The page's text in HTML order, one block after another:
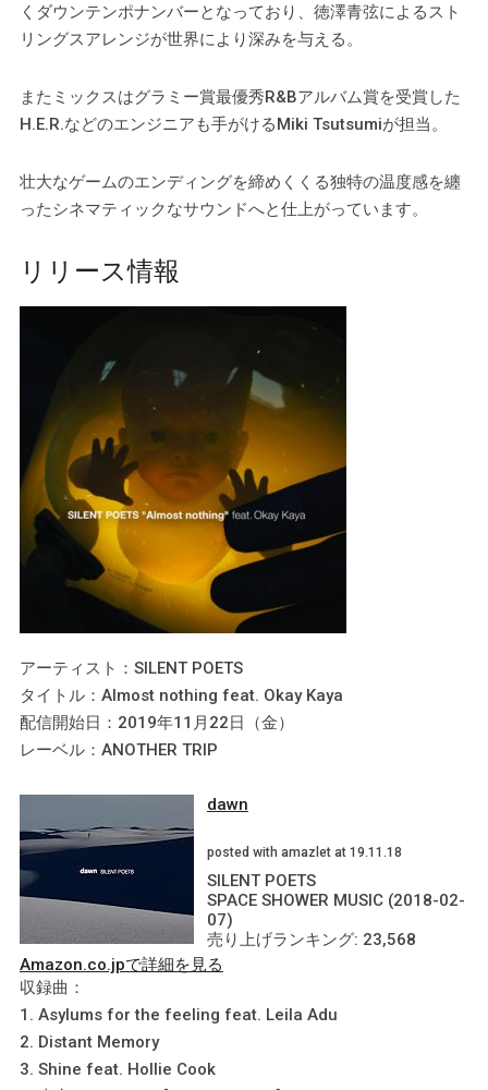
くダウンテンポナンバーとなっており、徳澤青弦によるスト
リングスアレンジが世界により深みを与える。
またミックスはグラミー賞最優秀R&Bアルバム賞を受賞した
H.E.R.などのエンジニアも手がけるMiki Tsutsumiが担当。
壮大なゲームのエンディングを締めくくる独特の温度感を纏
ったシネマティックなサウンドへと仕上がっています。
リリース情報
アーティスト：SILENT POETS
タイトル：Almost nothing feat. Okay Kaya
配信開始日：2019年11月22日（金）
レーベル：ANOTHER TRIP
dawn
posted with amazlet at 19.11.18
SILENT POETS
SPACE SHOWER MUSIC (2018-02-
07)
売り上げランキング: 23,568
Amazon.co.jpで詳細を見る
収録曲：
1. Asylums for the feeling feat. Leila Adu
2. Distant Memory
3. Shine feat. Hollie Cook